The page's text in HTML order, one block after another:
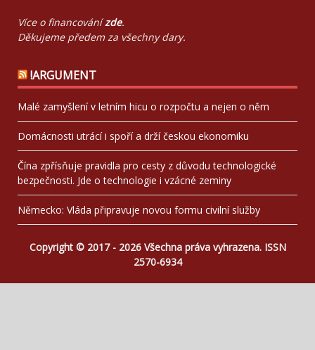
Více o financovánízde.
Děkujeme předem za všechny dary.
!ARGUMENT
Malé zamyšlení v letním hicu o rozpočtu a nejen o něm
Domácnosti utrácí i spoří a drží českou ekonomiku
Čína zpřísňuje pravidla pro cesty z důvodu technologické
bezpečnosti. Jde o technologie i vzácné zeminy
Německo: Vláda připravuje novou formu civilní služby
Copyright © 2017 - 2026 Všechna práva vyhrazena. ISSN
2570-6934